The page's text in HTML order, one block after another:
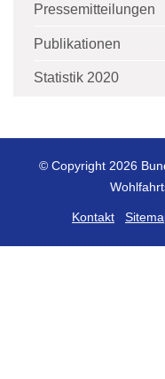
Pressemitteilungen
Publikationen
Statistik 2020
© Copyright 2026
Kontakt